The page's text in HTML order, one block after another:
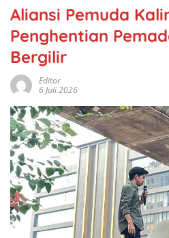
Aliansi Pemuda
Penghentian
Bergilir
Editor
6 Juli 2026